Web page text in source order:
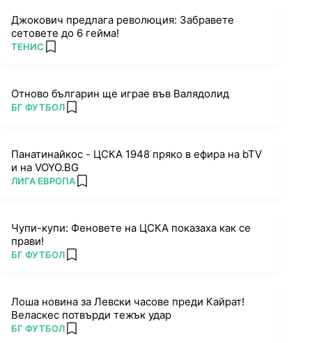
Джокович предлага революция: Забравете
сетовете до 6 гейма!
ПОВЕЧЕ ОТ
ТЕНИС add favorites
Отново българин ще играе във Валядолид
ПОВЕЧЕ ОТ
БГ ФУТБОЛ add favorites
Панатинайкос - ЦСКА 1948 пряко в ефира на bTV
и на VOYO.BG
ПОВЕЧЕ ОТ
ЛИГА ЕВРОПА add favorites
Чупи-купи: Феновете на ЦСКА показаха как се
прави!
ПОВЕЧЕ ОТ
БГ ФУТБОЛ add favorites
Лоша новина за Левски часове преди Кайрат!
Веласкес потвърди тежък удар
ПОВЕЧЕ ОТ
БГ ФУТБОЛ add favorites